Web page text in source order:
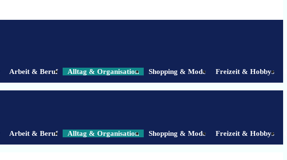
Arbeit & Beruf Alltag & Organisation Shopping & Mode Freizeit & Hobbys
Arbeit & Beruf Alltag & Organisation Shopping & Mode Freizeit & Hobbys